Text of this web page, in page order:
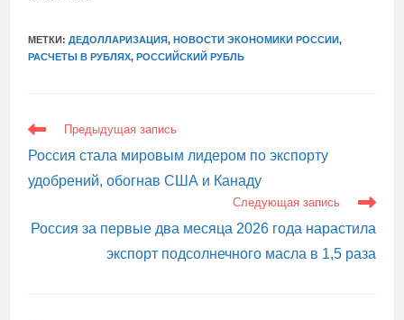
МЕТКИ:ДЕДОЛЛАРИЗАЦИЯ, НОВОСТИ ЭКОНОМИКИ РОССИИ,
РАСЧЕТЫ В РУБЛЯХ, РОССИЙСКИЙ РУБЛЬ
ЕЩЕ
СТАТЬИ
Предыдущая запись
Россия стала мировым лидером по экспорту
удобрений, обогнав США и Канаду
Следующая запись
Россия за первые два месяца 2026 года нарастила
экспорт подсолнечного масла в 1,5 раза